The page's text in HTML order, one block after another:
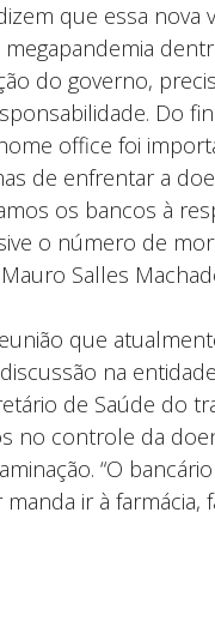
que essa
do governo,
Do
office foi
de enfrentar a
os bancos à
o número de
Salles
que
na
de Saúde do
no controle da
“O
ir à farmácia,